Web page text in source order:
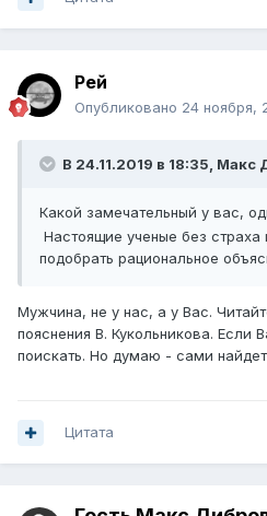
Рей
Опубликовано 24 ноября,
В 24.11.2019 в 18:35, Макс
Какой замечательный у вас,
Настоящие ученые без страха
подобрать рациональное
Мужчина, не у нас, а у Вас.
пояснения В. Кукольникова. Если
поискать. Но думаю - сами
Цитата